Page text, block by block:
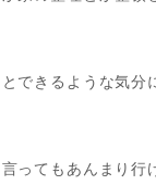
できるような気
ってもあんまり行